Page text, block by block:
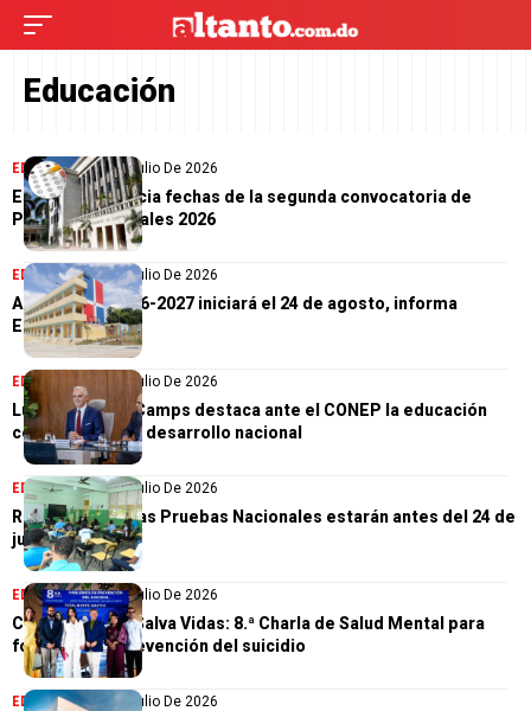
Educación
EDUCACIÓN21 De Julio De 2026
Educación anuncia fechas de la segunda convocatoria de
Pruebas Nacionales 2026
EDUCACIÓN20 De Julio De 2026
Año escolar 2026-2027 iniciará el 24 de agosto, informa
Educación
EDUCACIÓN 16 De Julio De 2026
Luis Miguel De Camps destaca ante el CONEP la educación
como motor del desarrollo nacional
EDUCACIÓN15 De Julio De 2026
Resultados de las Pruebas Nacionales estarán antes del 24 de
julio
EDUCACIÓN13 De Julio De 2026
Cuando Hablar Salva Vidas: 8.ª Charla de Salud Mental para
fortalecer la prevención del suicidio
EDUCACIÓN11 De Julio De 2026